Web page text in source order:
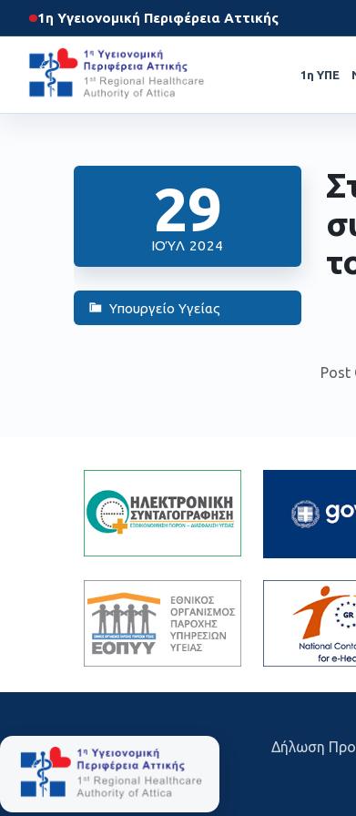
1η Υγειονομική Περιφέρεια Αττικής
1η ΥΠΕ
29
ΙΟΎΛ 2024
Υπουργείο Υγείας
Post
Δήλωση